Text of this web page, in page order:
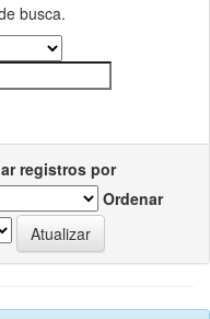
busca.
registros por
Ordenar